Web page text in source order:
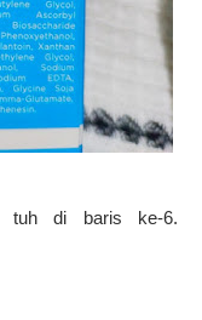
tuh di baris ke-6.